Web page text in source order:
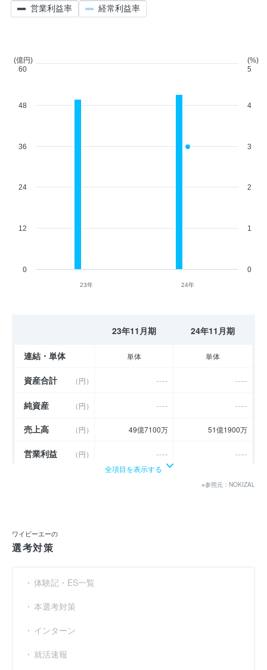
23年 24年
0
12
24
36
48
(億円)
60
0
1
2
3
4
(%)
5
営業利益率 経常利益率
23年11月期 24年11月期
連結・単体 単体 単体
資産合計 （円） ---- ----
純資産 （円） ----
----
売上高
（円） 49億7100万 51億1900万
営業利益 （円） ---- ----
利益余剰金
売上伸び率
営業利益率 （％）
経常利益率 （％）
全項目を表示する
※参照元：NOKIZAL
ワイビーエーの
選考対策
体験記・ES一覧
本選考対策
インターン
就活速報